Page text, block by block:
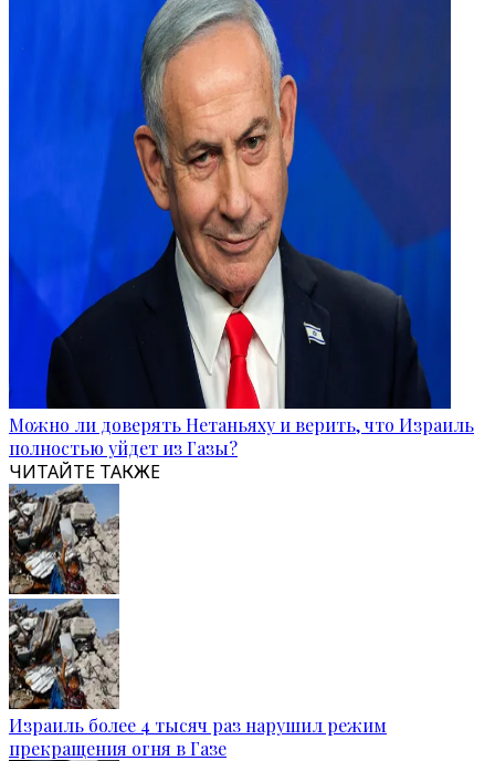
Можно ли доверять Нетаньяху и верить, что Израиль
полностью уйдет из Газы?
ЧИТАЙТЕ ТАКЖЕ
Израиль более 4 тысяч раз нарушил режим
прекращения огня в Газе